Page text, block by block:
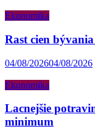
Ekonomika
Rast cien
04/08/202604/08/2026
Ekonomika
Lacnejšie
minimum